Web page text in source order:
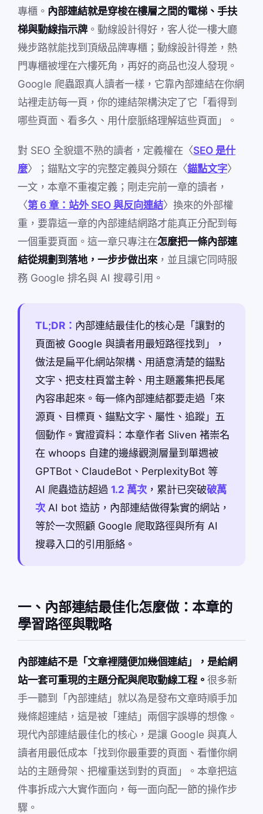
專櫃。 內部連結就是穿梭在樓層之間的電梯、手扶
梯與動線指示牌。動線設計得好，客人從一樓大廳
幾步路就能找到頂級品牌專櫃；動線設計得差，熱
門專櫃被埋在六樓死角，再好的商品也沒人發現。
Google 爬蟲跟真人讀者一樣，它靠內部連結在你網
站裡走訪每一頁，你的連結架構決定了它「看得到
哪些頁面、看多久、用什麼脈絡理解這些頁面」。
對 SEO 全貌還不熟的讀者，定義權在〈SEO 是什
麼〉；錨點文字的完整定義與分類在〈錨點文字〉
一文，本章不重複定義；剛走完前一章的讀者，
〈第 6 章：站外 SEO 與反向連結〉換來的外部權
重，要靠這一章的內部連結網路才能真正分配到每
一個重要頁面。這一章只專注在怎麼把一條內部連
結從規劃到落地，一步步做出來 ，並且讓它同時服
務 Google 排名與 AI 搜尋引用。
TL;DR： 內部連結最佳化的核心是「讓對的
頁面被 Google 與讀者用最短路徑找到」，
做法是扁平化網站架構、用語意清楚的錨點
文字、把支柱頁當主幹、用主題叢集把長尾
內容串起來。每一條內部連結都要走過「來
源頁、目標頁、錨點文字、屬性、追蹤」五
個動作。實證資料：本章作者 Sliven 褚崇名
在 whoops 自建的邊緣觀測層量到單週被
GPTBot、ClaudeBot、PerplexityBot 等
AI 爬蟲造訪超過 1.2 萬次 ，累計已突破破萬
次 AI bot 造訪，內部連結做得紮實的網站，
等於一次照顧 Google 爬取路徑與所有 AI
搜尋入口的引用脈絡。
一、內部連結最佳化怎麼做：本章的
學習路徑與戰略
內部連結不是「文章裡隨便加幾個連結」，是給網
站一套可重現的主題分配與爬取動線工程。 很多新
手一聽到「內部連結」就以為是發布文章時順手加
幾條超連結，這是被「連結」兩個字誤導的想像。
現代內部連結最佳化的核心，是讓 Google 與真人
讀者用最低成本「找到你最重要的頁面、看懂你網
站的主題骨架、把權重送到對的頁面」。本章把這
件事拆成六大實作面向，每一面向配一節的操作步
驟。